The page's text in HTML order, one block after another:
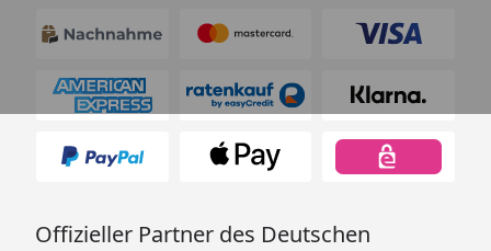
Offizieller Partner des Deutschen